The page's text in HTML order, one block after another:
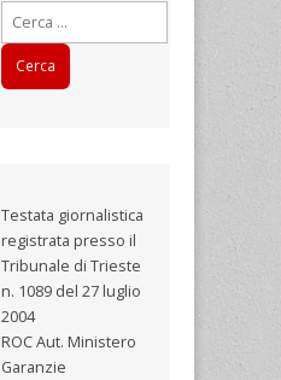
Ricerca
per:
Testata giornalistica
registrata presso il
Tribunale di Trieste
n. 1089 del 27 luglio
2004
ROC Aut. Ministero
Garanzie